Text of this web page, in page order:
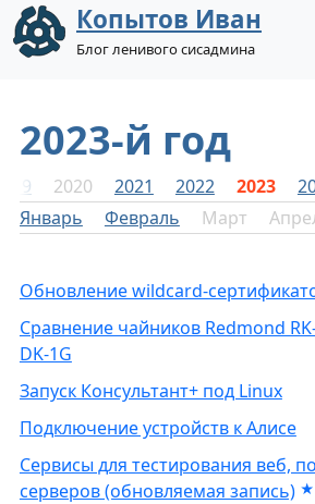
Копытов Иван
Блог ленивого сисадмина
2023-й год
2020 2021 2022 2023
Январь
Февраль Март
Обновление wildcard-
Сравнение чайников Redmond
DK-1G
Запуск Консультант+ под Linux
Подключение устройств к Алисе
Сервисы для тестирования веб,
серверов (обновляемая запись)